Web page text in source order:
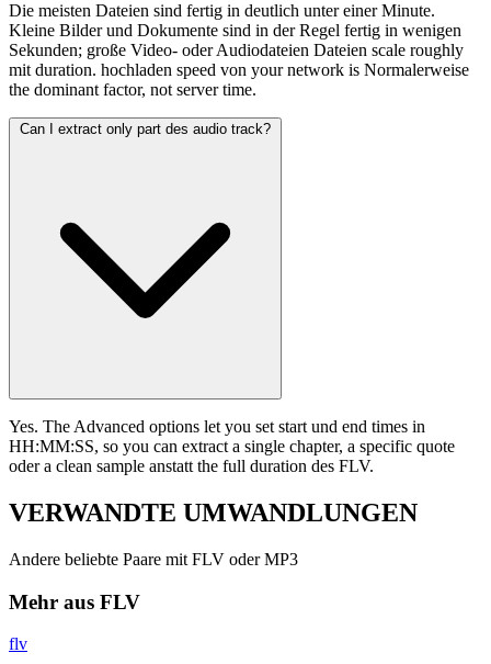
Die meisten Dateien sind fertig in deutlich unter einer Minute.
Kleine Bilder und Dokumente sind in der Regel fertig in wenigen
Sekunden; große Video- oder Audiodateien Dateien scale roughly
mit duration. hochladen speed von your network is Normalerweise
the dominant factor, not server time.
Can I extract only part des audio track?
Yes. The Advanced options let you set start und end times in
HH:MM:SS, so you can extract a single chapter, a specific quote
oder a clean sample anstatt the full duration des FLV.
VERWANDTE UMWANDLUNGEN
Andere beliebte Paare mit FLV oder MP3
Mehr aus FLV
flv